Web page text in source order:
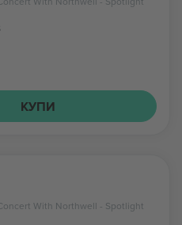
КУПИ
With Northwell - Spotlight